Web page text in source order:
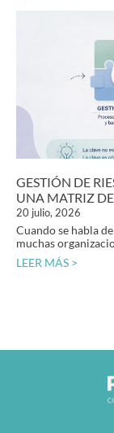
GESTIÓN DE
UNA MATRIZ
20 julio, 2026
Cuando se habla
muchas
LEER MÁS >